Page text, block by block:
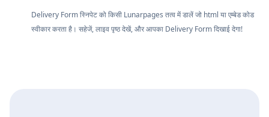
Delivery Form स्निपेट को किसी Lunarpages तत्व में डालें जो html या एम्बेड कोड
स्वीकार करता है। सहेजें, लाइव पृष्ठ देखें, और आपका Delivery Form दिखाई देगा!